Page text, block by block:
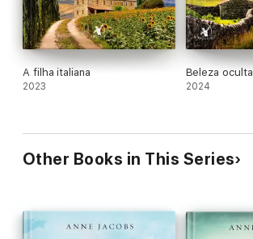
A filha italiana
2023
Beleza oculta
2024
Other Books in This Series